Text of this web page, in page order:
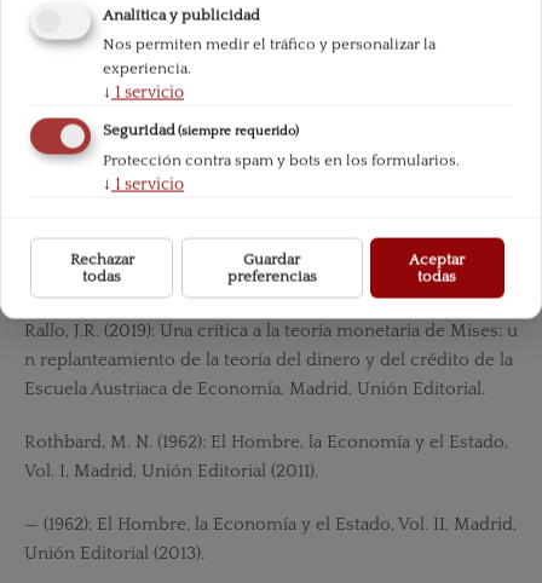
— (1990): Money, Method, and the Market Process: Essays b
y Ludwig von Mises Selected by Margit von Mises, Massach
usetts, Kluwer Academic Publishers.
— (1978): On the Manipulation of Money and Credit: Three T
reatises on Trade-Cycle Theory, Indianapolis, Liberty Fund
— (1957): Teoría e Historia, Madrid, Unión Editorial (2004).
Rallo, J.R. (2019): Una crítica a la teoría monetaria de Mises: u
n replanteamiento de la teoría del dinero y del crédito de la
Escuela Austriaca de Economía, Madrid, Unión Editorial.
Rothbard, M. N. (1962): El Hombre, la Economía y el Estado,
Vol. I, Madrid, Unión Editorial (2011).
— (1962): El Hombre, la Economía y el Estado, Vol. II, Madrid,
Unión Editorial (2013).
Analítica y publicidad
Nos permiten medir el tráfico y personalizar la
experiencia.
↓ 1servicio
Seguridad(siempre requerido)
Protección contra spam y bots en los formularios.
↓ 1servicio
Rechazar
todas
Guardar
preferencias
Aceptar
todas